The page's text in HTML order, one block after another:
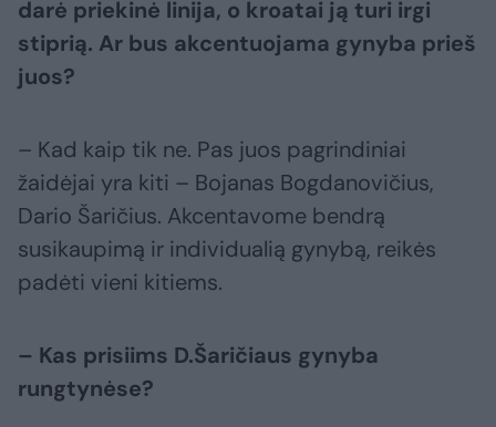
darė priekinė linija, o kroatai ją turi irgi
stiprią. Ar bus akcentuojama gynyba prieš
juos?
– Kad kaip tik ne. Pas juos pagrindiniai
žaidėjai yra kiti – Bojanas Bogdanovičius,
Dario Šaričius. Akcentavome bendrą
susikaupimą ir individualią gynybą, reikės
padėti vieni kitiems.
– Kas prisiims D.Šaričiaus gynyba
rungtynėse?